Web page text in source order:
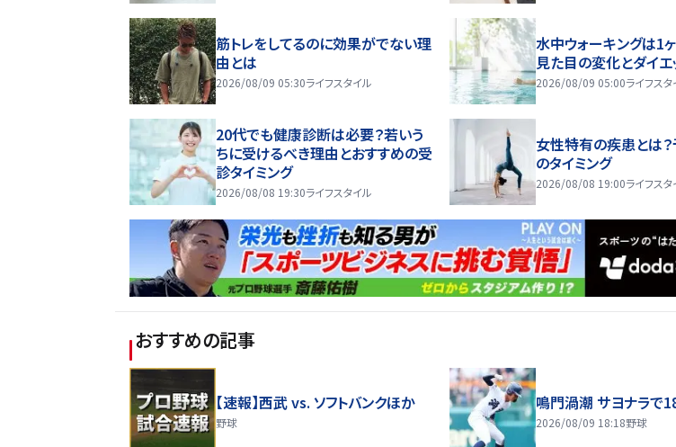
筋トレをしてるのに効果がでない理
由とは
2026/08/09 05:30ライフスタイル
水中ウォーキングは1
見た目の変化とダイエ
2026/08/09 05:00ライフスタ
20代でも健康診断は必要？若いう
ちに受けるべき理由とおすすめの受
診タイミング
2026/08/08 19:30ライフスタイル
女性特有の疾患とは
のタイミング
2026/08/08 19:00ライフスタ
おすすめの記事
【速報】西武 vs. ソフトバンクほか
野球
鳴門渦潮 サヨナラで
2026/08/09 18:18野球